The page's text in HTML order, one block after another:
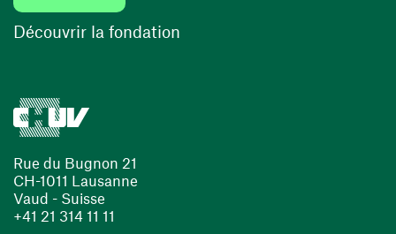
Rue du Bugnon 21
CH-1011 Lausanne
Vaud - Suisse
+41 21 314 11 11
Découvrir la fondation